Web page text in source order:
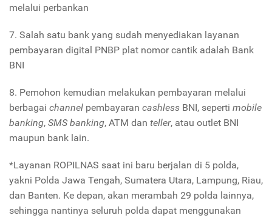
melalui perbankan
7. Salah satu bank yang sudah menyediakan layanan
pembayaran digital PNBP plat nomor cantik adalah Bank
BNI
8. Pemohon kemudian melakukan pembayaran melalui
berbagai channel pembayaran cashless BNI, seperti mobile
banking, SMS banking, ATM dan teller, atau outlet BNI
maupun bank lain.
*Layanan ROPILNAS saat ini baru berjalan di 5 polda,
yakni Polda Jawa Tengah, Sumatera Utara, Lampung, Riau,
dan Banten. Ke depan, akan merambah 29 polda lainnya,
sehingga nantinya seluruh polda dapat menggunakan